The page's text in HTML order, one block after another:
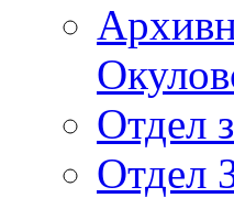
Отдел
Отдел